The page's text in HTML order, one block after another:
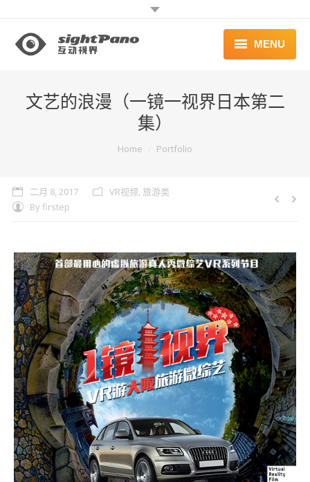
MENU
案例 | WORKS
联系 | CONTACT
文艺的浪漫（一镜一视界日本第二
集）
Home Portfolio
二月 8, 2017 VR视频, 旅游类
By firstep